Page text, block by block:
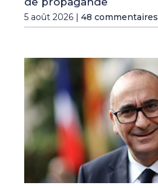
5 août 2026 | 48 commentaires